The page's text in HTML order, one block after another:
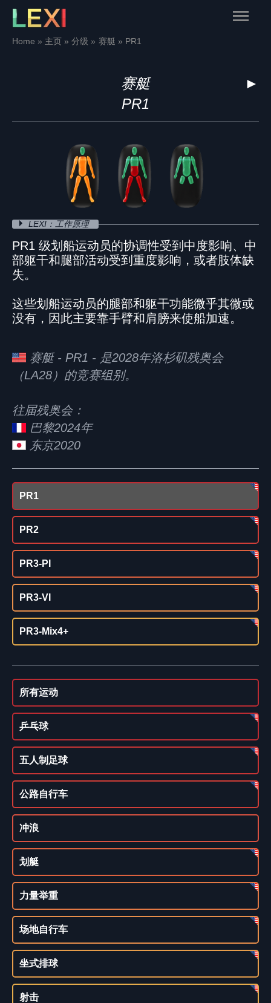
Skip
content
Main
Home 主页 分级 赛艇 PR1
►
赛艇
PR1
LEXI：工作原理
PR1 级划船运动员的协调性受到中度影响、中
部躯干和腿部活动受到重度影响，或者肢体缺
失。
这些划船运动员的腿部和躯干功能微乎其微或
没有，因此主要靠手臂和肩膀来使船加速。
赛艇 - PR1 - 是2028年洛杉矶残奥会
（LA28）的竞赛组别。
往届残奥会：
巴黎2024年
东京2020
PR1
PR2
PR3-PI
PR3-VI
PR3-Mix4+
所有运动
乒乓球
五人制足球
公路自行车
冲浪
划艇
力量举重
场地自行车
坐式排球
射击